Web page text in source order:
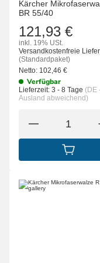
Kärcher
BR 55/40
121,93 €
inkl. 19% USt.
Versandkostenfreie
(Standardpaket)
Netto: 102,46 €
Verfügbar
Lieferzeit: 3 - 8 Tage (DE
Ausland abweichend)
IN DEN